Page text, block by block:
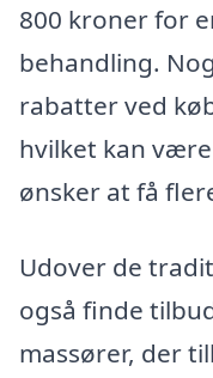
800 kroner for
behandling.
rabatter ved
hvilket kan
ønsker at få
Udover de
også finde
massører, der